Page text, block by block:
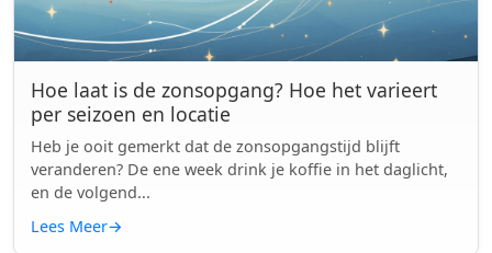
Hoe laat is de zonsopgang? Hoe het varieert
per seizoen en locatie
Heb je ooit gemerkt dat de zonsopgangstijd blijft
veranderen? De ene week drink je koffie in het daglicht,
en de volgend...
Lees Meer→